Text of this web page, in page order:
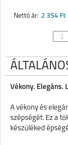
Nettó ár: 2 354 Ft
Vékony. Elegáns.
A vékony és
szépségét. Ez a
készüléked